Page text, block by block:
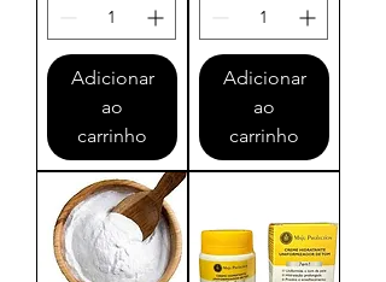
Adicionar
ao
carrinho
Adicionar
ao
carrinho